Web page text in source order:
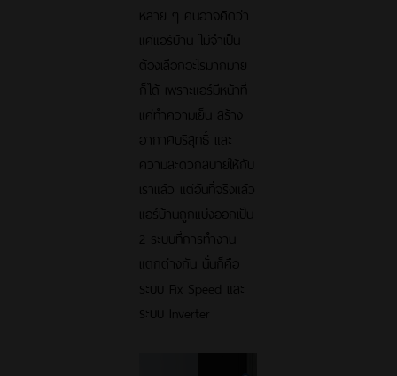
หลาย ๆ คนอาจคิดว่า
แค่แอร์บ้าน ไม่จำเป็น
ต้องเลือกอะไรมากมาย
ก็ได้ เพราะแอร์มีหน้าที่
แค่ทำความเย็น สร้าง
อากาศบริสุทธิ์ และ
ความสะดวกสบายให้กับ
เราแล้ว แต่อันที่จริงแล้ว
แอร์บ้านถูกแบ่งออกเป็น
2 ระบบที่การทำงาน
แตกต่างกัน นั่นก็คือ
ระบบ Fix Speed และ
ระบบ Inverter